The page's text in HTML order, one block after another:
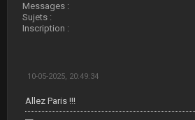
Messages :
Sujets :
Inscription :
10-05-2025, 20:49:34
Allez Paris !!!